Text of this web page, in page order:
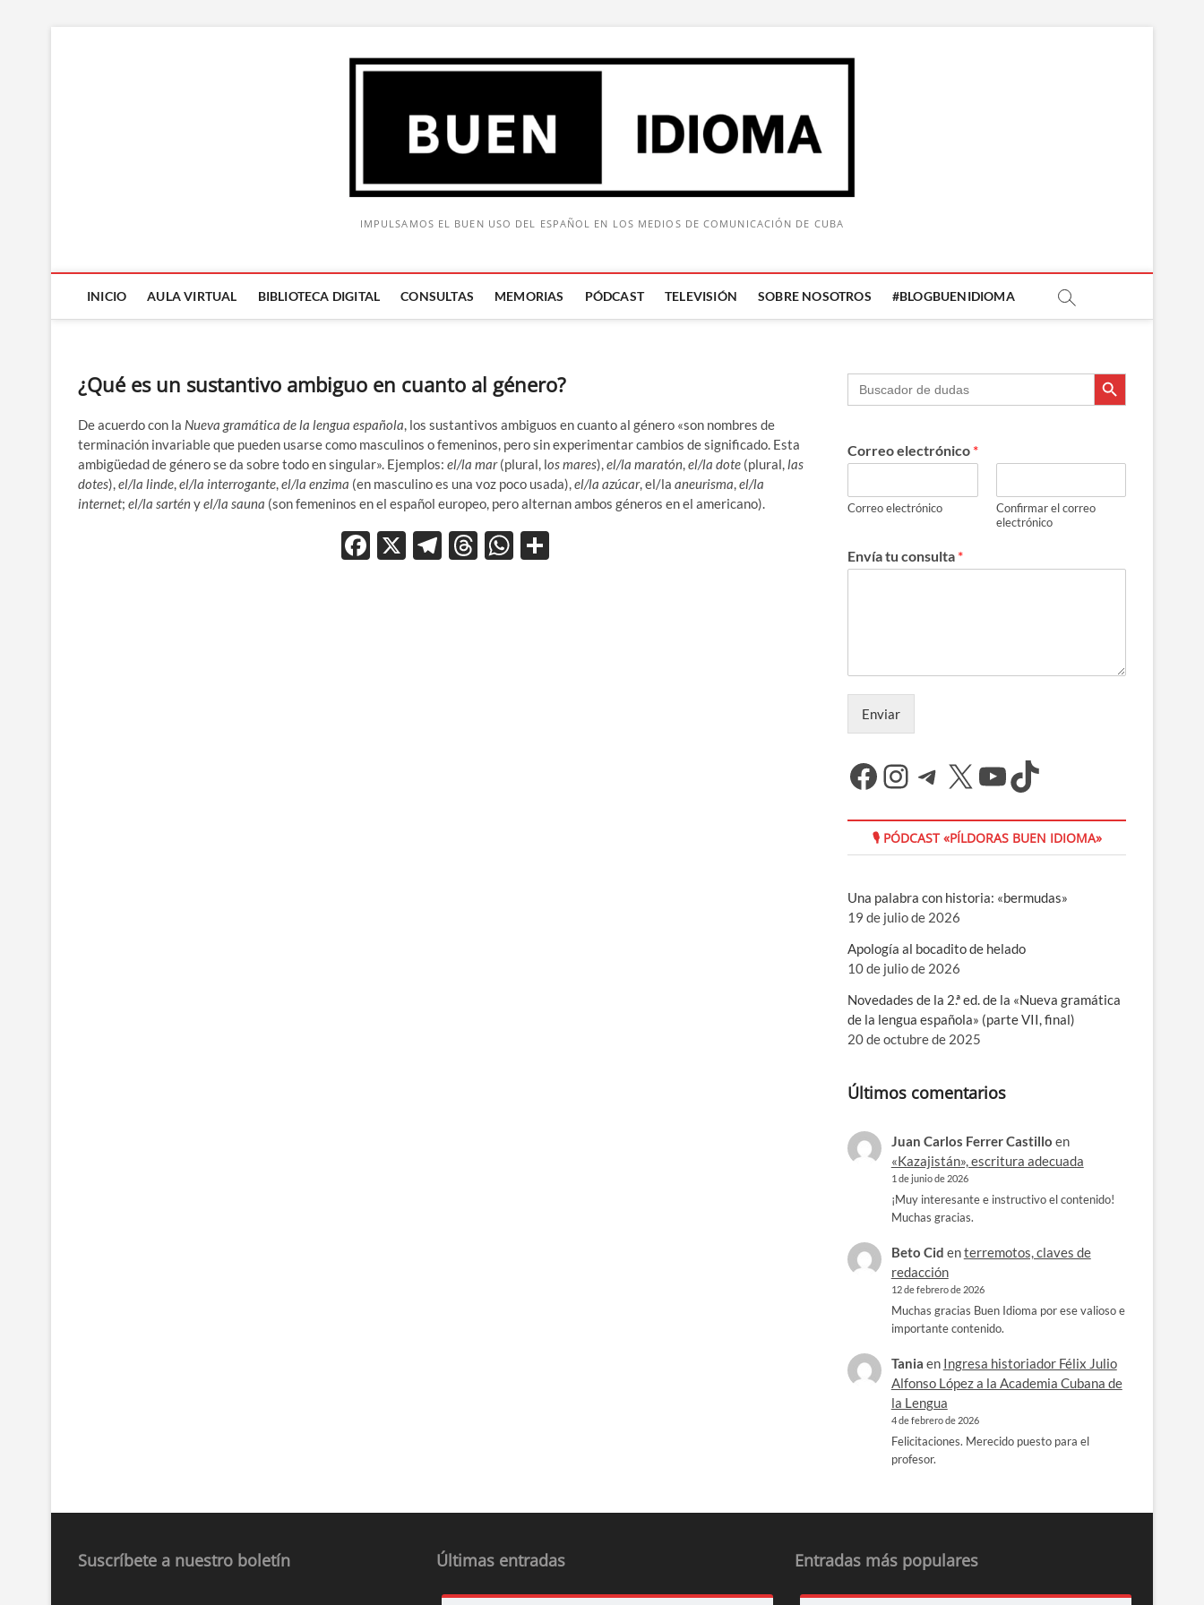
IMPULSAMOS EL BUEN USO DEL ESPAÑOL EN LOS MEDIOS DE COMUNICACIÓN DE CUBA
INICIO AULA VIRTUAL BIBLIOTECA DIGITAL CONSULTAS MEMORIAS PÓDCAST TELEVISIÓN SOBRE NOSOTROS #BLOGBUENIDIOMA
Buscar: Botón de búsqueda
¿Qué es un sustantivo ambiguo en cuanto al género?
De acuerdo con la Nueva gramática de la lengua española, los sustantivos ambiguos en cuanto al género «son nombres de
terminación invariable que pueden usarse como masculinos o femeninos, pero sin experimentar cambios de significado. Esta
ambigüedad de género se da sobre todo en singular». Ejemplos: el/la mar(plural, los mares),el/la maratón,el/la dote (plural,las
dotes),el/la linde,el/la interrogante,el/la enzima (en masculino es una voz poco usada),el/la azúcar, el/la aneurisma,el/la
internet; el/la sartényel/la sauna (son femeninos en el español europeo, pero alternan ambos géneros en el americano).
F
X T T W
Buscar: Botón de búsqueda
Correo electrónico *
Correo electrónico
Confirmar el correo
electrónico
Envía tu consulta *
Enviar
Facebook
Instagram
Telegram
X YouTube
TikTok
🎙 PÓDCAST «PÍLDORAS BUEN IDIOMA»
Una palabra con historia: «bermudas»
19 de julio de 2026
Apología al bocadito de helado
10 de julio de 2026
Novedades de la 2.ª ed. de la «Nueva gramática
de la lengua española» (parte VII, final)
20 de octubre de 2025
Últimos comentarios
Juan Carlos Ferrer Castillo en
«Kazajistán», escritura adecuada
1 de junio de 2026
¡Muy interesante e instructivo el contenido!
Muchas gracias.
Beto Cid enterremotos, claves de
redacción
12 de febrero de 2026
Muchas gracias Buen Idioma por ese valioso e
importante contenido.
Tania en Ingresa historiador Félix Julio
Alfonso López a la Academia Cubana de
la Lengua
4 de febrero de 2026
Felicitaciones. Merecido puesto para el
profesor.
Suscríbete a nuestro boletín Últimas entradas Entradas más populares